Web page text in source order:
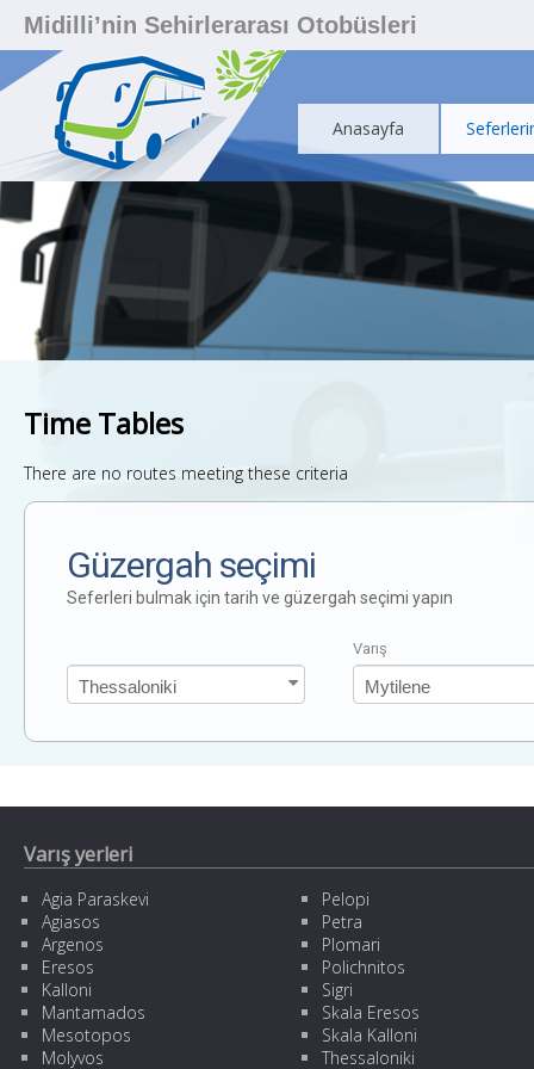
Midilli’nin Sehirlerarası Otobüsleri
Anasayfa
Time Tables
There are no routes meeting these criteria
Güzergah seçimi
Seferleri bulmak için tarih ve güzergah seçimi yapın
Varış
Varış yerleri
Agia Paraskevi
Agiasos
Argenos
Eresos
Kalloni
Mantamados
Mesotopos
Molyvos
Pelopi
Petra
Plomari
Polichnitos
Sigri
Skala Eresos
Skala Kalloni
Thessaloniki